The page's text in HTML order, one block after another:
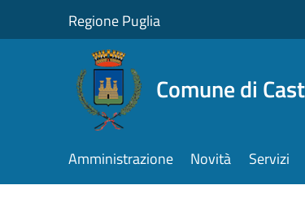
Regione Puglia
Comune di
Amministrazione Novità Servizi